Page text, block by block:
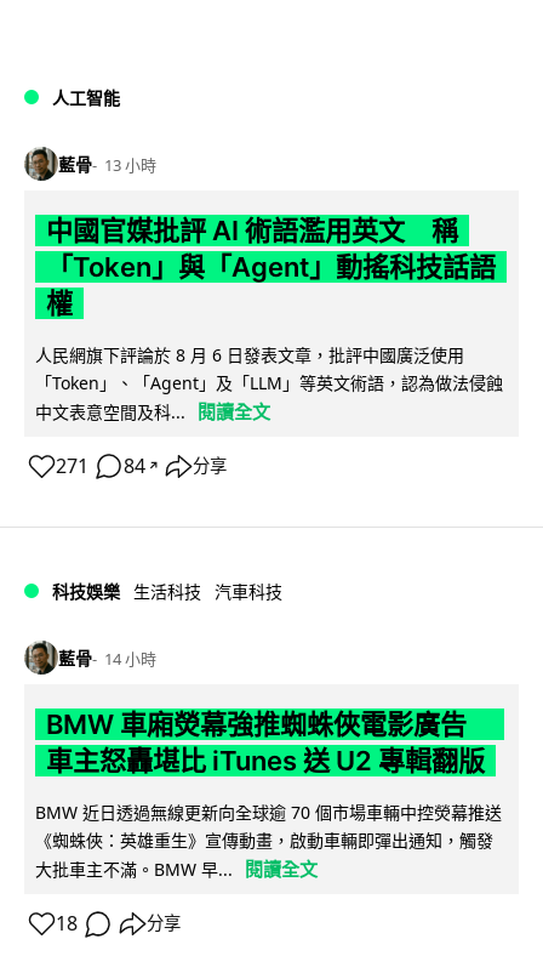
人工智能
藍骨 13 小時
中國官媒批評 AI 術語濫用英文 稱
「Token」與「Agent」動搖科技話語
權
人民網旗下評論於 8 月 6 日發表文章，批評中國廣泛使用
「Token」、「Agent」及「LLM」等英文術語，認為做法侵蝕
中文表意空間及科...
閱讀全文
271 84 ↗ 分享
科技娛樂 生活科技 汽車科技
藍骨 14 小時
BMW 車廂熒幕強推蜘蛛俠電影廣告
車主怒轟堪比 iTunes 送 U2 專輯翻版
BMW 近日透過無線更新向全球逾 70 個市場車輛中控熒幕推送
《蜘蛛俠：英雄重生》宣傳動畫，啟動車輛即彈出通知，觸發
大批車主不滿。BMW 早...
閱讀全文
18 分享